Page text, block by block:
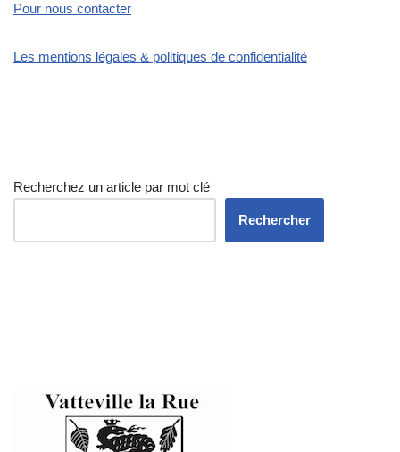
Pour nous contacter
Les mentions légales & politiques de confidentialité
Recherchez un article par mot clé
Rechercher